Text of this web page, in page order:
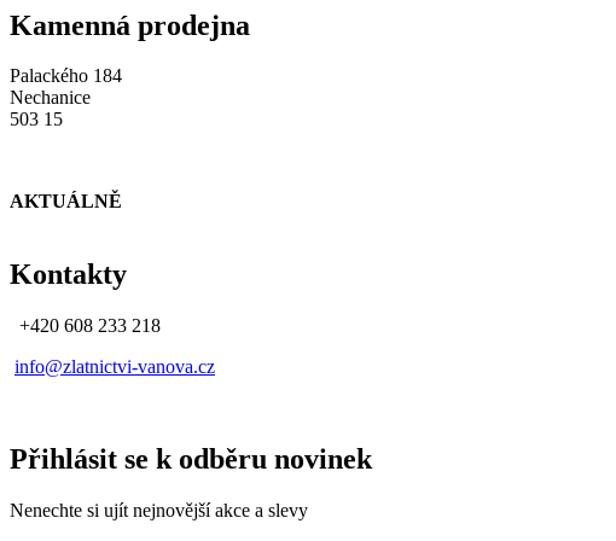
Kamenná prodejna
Palackého 184
Nechanice
503 15
AKTUÁLNĚ
Kontakty
+420 608 233 218
info@zlatnictvi-vanova.cz
Přihlásit se k odběru novinek
Nenechte si ujít nejnovější akce a slevy